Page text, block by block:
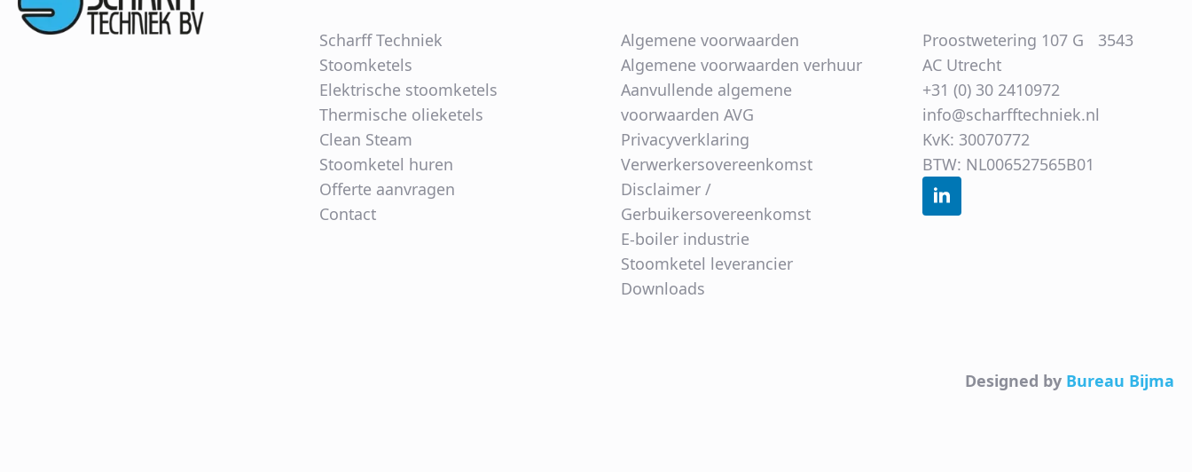
Scharff Techniek
Stoomketels
Elektrische stoomketels
Thermische olieketels
Clean Steam
Stoomketel huren
Offerte aanvragen
Contact
Algemene voorwaarden
Algemene voorwaarden verhuur
Aanvullende algemene
voorwaarden AVG
Privacyverklaring
Verwerkersovereenkomst
Disclaimer /
Gerbuikersovereenkomst
E-boiler industrie
Stoomketel leverancier
Downloads
Proostwetering 107 G 3543
AC Utrecht
+31 (0) 30 2410972
info@scharfftechniek.nl
KvK: 30070772
BTW: NL006527565B01
Designed by Bureau Bijma